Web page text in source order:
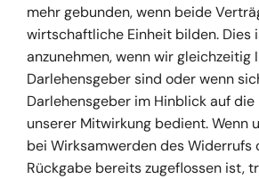
mehr gebunden, wenn beide
wirtschaftliche Einheit bilden. Dies
anzunehmen, wenn wir gleichzeitig
Darlehensgeber sind oder wenn
Darlehensgeber im Hinblick auf die
unserer Mitwirkung bedient. Wenn
bei Wirksamwerden des Widerrufs
Rückgabe bereits zugeflossen ist,